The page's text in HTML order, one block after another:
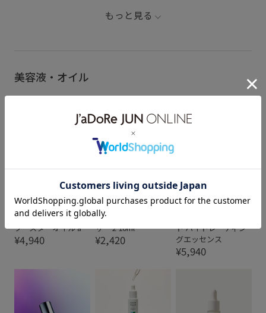
もっと見る
美容液・オイル
L&B
【SINN PURETE｜シ
ンピュルテ】ピュア
ブースターオイル a
¥4,940
L&B
【SENN｜セン】ウォ
ーターオイルバラン
サー 2 10ml
¥2,420
L&B
【DAMDAM｜ダムダ
ト ハイドレーティン
グエッセンス
¥5,940